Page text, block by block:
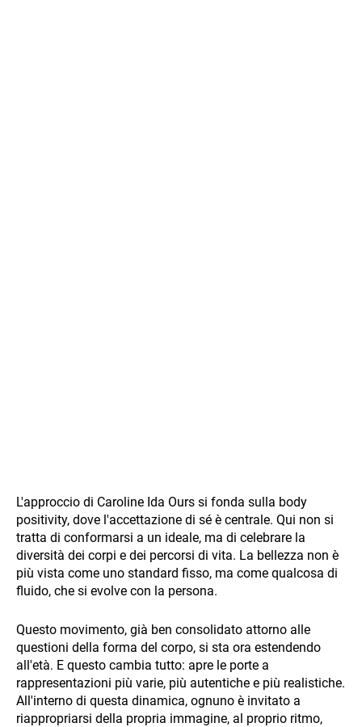
L'approccio di Caroline Ida Ours si fonda sulla body
positivity, dove l'accettazione di sé è centrale. Qui non si
tratta di conformarsi a un ideale, ma di celebrare la
diversità dei corpi e dei percorsi di vita. La bellezza non è
più vista come uno standard fisso, ma come qualcosa di
fluido, che si evolve con la persona.
Questo movimento, già ben consolidato attorno alle
questioni della forma del corpo, si sta ora estendendo
all'età. E questo cambia tutto: apre le porte a
rappresentazioni più varie, più autentiche e più realistiche.
All'interno di questa dinamica, ognuno è invitato a
riappropriarsi della propria immagine, al proprio ritmo,